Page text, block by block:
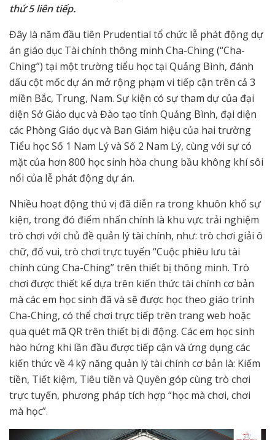
thứ 5 liên tiếp.
Đây là năm đầu tiên Prudential tổ chức lễ phát động dự
án giáo dục Tài chính thông minh Cha-Ching (“Cha-
Ching”) tại một trường tiểu học tại Quảng Bình, đánh
dấu cột mốc dự án mở rộng phạm vi tiếp cận trên cả 3
miền Bắc, Trung, Nam. Sự kiện có sự tham dự của đại
diện Sở Giáo dục và Đào tạo tỉnh Quảng Bình, đại diện
các Phòng Giáo dục và Ban Giám hiệu của hai trường
Tiểu học Số 1 Nam Lý và Số 2 Nam Lý, cùng với sự có
mặt của hơn 800 học sinh hòa chung bầu không khí sôi
nổi của lễ phát động dự án.
Nhiều hoạt động thú vị đã diễn ra trong khuôn khổ sự
kiện, trong đó điểm nhấn chính là khu vực trải nghiệm
trò chơi với chủ đề quản lý tài chính, như: trò chơi giải ô
chữ, đố vui, trò chơi trực tuyến “Cuộc phiêu lưu tài
chính cùng Cha-Ching” trên thiết bị thông minh. Trò
chơi được thiết kế dựa trên kiến thức tài chính cơ bản
mà các em học sinh đã và sẽ được học theo giáo trình
Cha-Ching, có thể chơi trực tiếp trên trang web hoặc
qua quét mã QR trên thiết bị di động. Các em học sinh
hào hứng khi lần đầu được tiếp cận và ứng dụng các
kiến thức về 4 kỹ năng quản lý tài chính cơ bản là: Kiếm
tiền, Tiết kiệm, Tiêu tiền và Quyên góp cùng trò chơi
trực tuyến, phương pháp tích hợp “học mà chơi, chơi
mà học”.